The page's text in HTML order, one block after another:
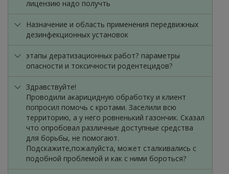
лицензию надо получть
Назначение и область применения передвижных
дезинфекционных установок
этапы дератизационных работ? параметры
опасности и токсичности родентецидов?
Здравствуйте!
Проводили акарицидную обработку и клиент
попросил помочь с кротами. Заселили всю
территорию, а у него ровненький газончик. Сказал
что опробовал различные доступные средства
для борьбы, не помогают.
Подскажите,пожалуйста, может сталкивались с
подобной проблемой и как с ними бороться?